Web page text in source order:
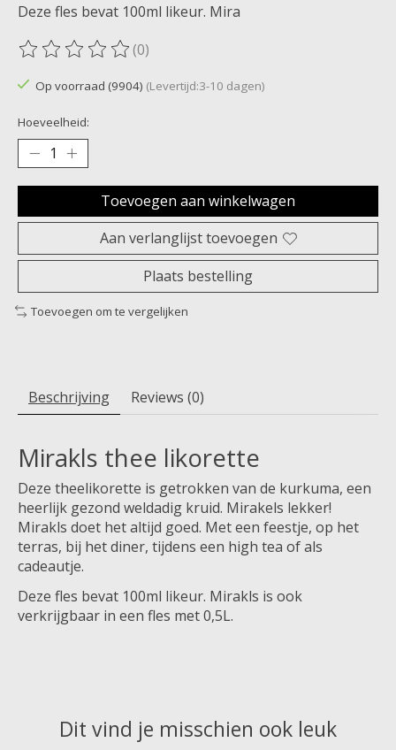
Deze fles bevat 100ml likeur. Mira
De beoordeling van dit product is
(0)
Op voorraad (9904) (Levertijd:3-10 dagen)
Hoeveelheid:
Toevoegen aan winkelwagen
Aan verlanglijst toevoegen
Plaats bestelling
Toevoegen om te vergelijken
Beschrijving Reviews (0)
Mirakls thee likorette
Deze theelikorette is getrokken van de kurkuma, een
heerlijk gezond weldadig kruid. Mirakels lekker!
Mirakls doet het altijd goed. Met een feestje, op het
terras, bij het diner, tijdens een high tea of als
cadeautje.
Deze fles bevat 100ml likeur. Mirakls is ook
verkrijgbaar in een fles met 0,5L.
Dit vind je misschien ook leuk